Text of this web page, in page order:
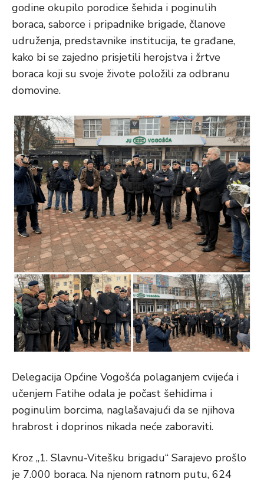
godine okupilo porodice šehida i poginulih
boraca, saborce i pripadnike brigade, članove
udruženja, predstavnike institucija, te građane,
kako bi se zajedno prisjetili herojstva i žrtve
boraca koji su svoje živote položili za odbranu
domovine.
Delegacija Općine Vogošća polaganjem cvijeća i
učenjem Fatihe odala je počast šehidima i
poginulim borcima, naglašavajući da se njihova
hrabrost i doprinos nikada neće zaboraviti.
Kroz „1. Slavnu-Vitešku brigadu“ Sarajevo prošlo
je 7.000 boraca. Na njenom ratnom putu, 624